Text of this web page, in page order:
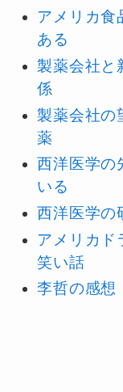
アメリカ食
ある
製薬会社と
係
製薬会社の
薬
西洋医学の
いる
西洋医学の
アメリカド
笑い話
李哲の感想